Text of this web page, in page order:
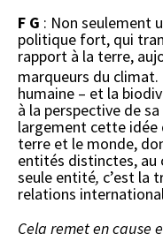
F G : Non seulement
politique fort, qui
rapport à la terre,
marqueurs du climat.
humaine – et la
à la perspective de
largement cette idée
terre et le monde,
entités distinctes, au
seule entité, c’est la
relations
Cela remet en cause